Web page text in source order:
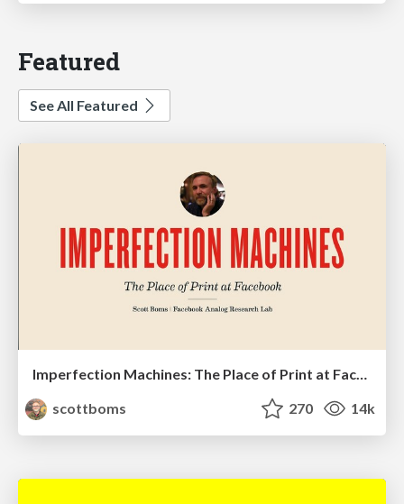
Featured
See All Featured
Imperfection Machines: The Place of Print at Facebook
scottboms
270 14k